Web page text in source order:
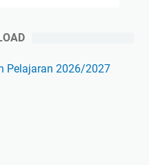
Pelajaran 2026/2027